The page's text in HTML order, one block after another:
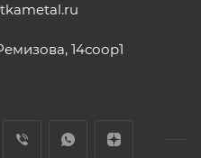
14соор1